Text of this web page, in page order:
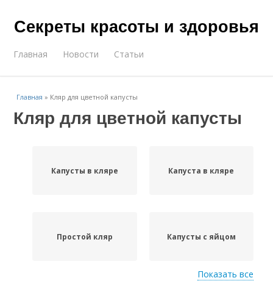
Секреты красоты и здоровья
Главная Новости Статьи
Главная » Кляр для цветной капусты
Кляр для цветной капусты
Капусты в кляре Капуста в кляре
Простой кляр Капусты с яйцом
Показать все